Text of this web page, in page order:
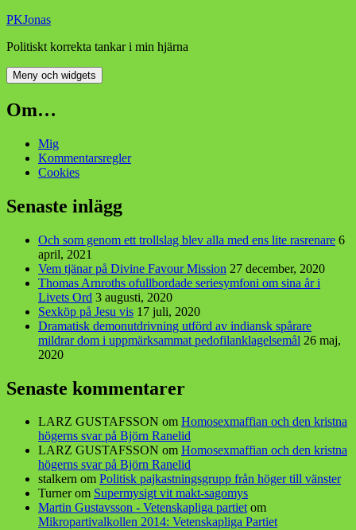
Hoppa
innehåll
PKJonas
Politiskt korrekta tankar i min hjärna
Meny och widgets
Om…
Mig
Kommentarsregler
Cookies
Senaste inlägg
Och som genom ett trollslag blev alla med ens lite rasrenare 6
april, 2021
Vem tjänar på Divine Favour Mission 27 december, 2020
Thomas Arnroths ofullbordade seriesymfoni om sina år i
Livets Ord 3 augusti, 2020
Sexköp på Jesu vis 17 juli, 2020
Dramatisk demonutdrivning utförd av indiansk spårare
mildrar dom i uppmärksammat pedofilanklagelsemål 26 maj,
2020
Senaste kommentarer
LARZ GUSTAFSSON om Homosexmaffian och den kristna
högerns svar på Björn Ranelid
LARZ GUSTAFSSON om Homosexmaffian och den kristna
högerns svar på Björn Ranelid
stalkern om Politisk pajkastningsgrupp från höger till vänster
Turnerom Supermysigt vit makt-sagomys
Martin Gustavsson - Vetenskapliga partietom
Mikropartivalkollen 2014: Vetenskapliga Partiet